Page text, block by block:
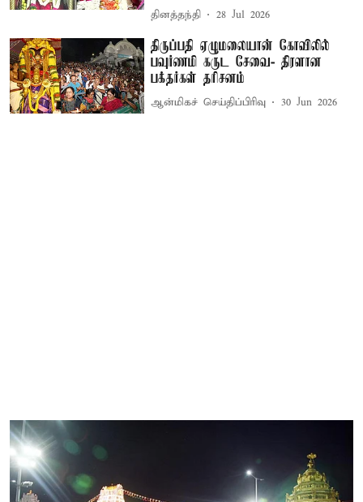
தினத்தந்தி 28 Jul 2026
திருப்பதி ஏழுமலையான் கோவிலில்
பவுர்ணமி கருட சேவை- திரளான
பக்தர்கள் தரிசனம்
ஆன்மிகச் செய்திப்பிரிவு 30 Jun 2026